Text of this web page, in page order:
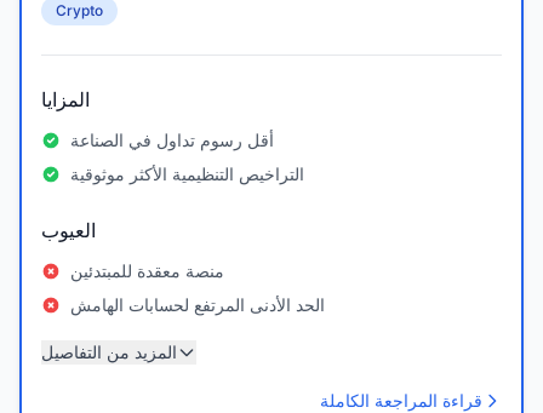
Crypto
المزايا
أقل رسوم تداول في الصناعة
التراخيص التنظيمية الأكثر موثوقية
العيوب
منصة معقدة للمبتدئين
الحد الأدنى المرتفع لحسابات الهامش
المزيد من التفاصيل
قراءة المراجعة الكاملة